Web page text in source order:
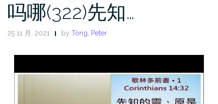
吗哪(322)先知…
25 11 月, 2021 by Tong, Peter